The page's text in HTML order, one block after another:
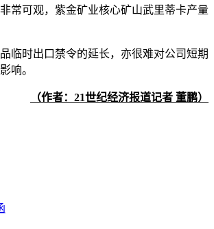
常可观，紫金矿业核心矿山武里蒂卡产量
临时出口禁令的延长，亦很难对公司短期
响。
（作者：21世纪经济报道记者 董鹏）